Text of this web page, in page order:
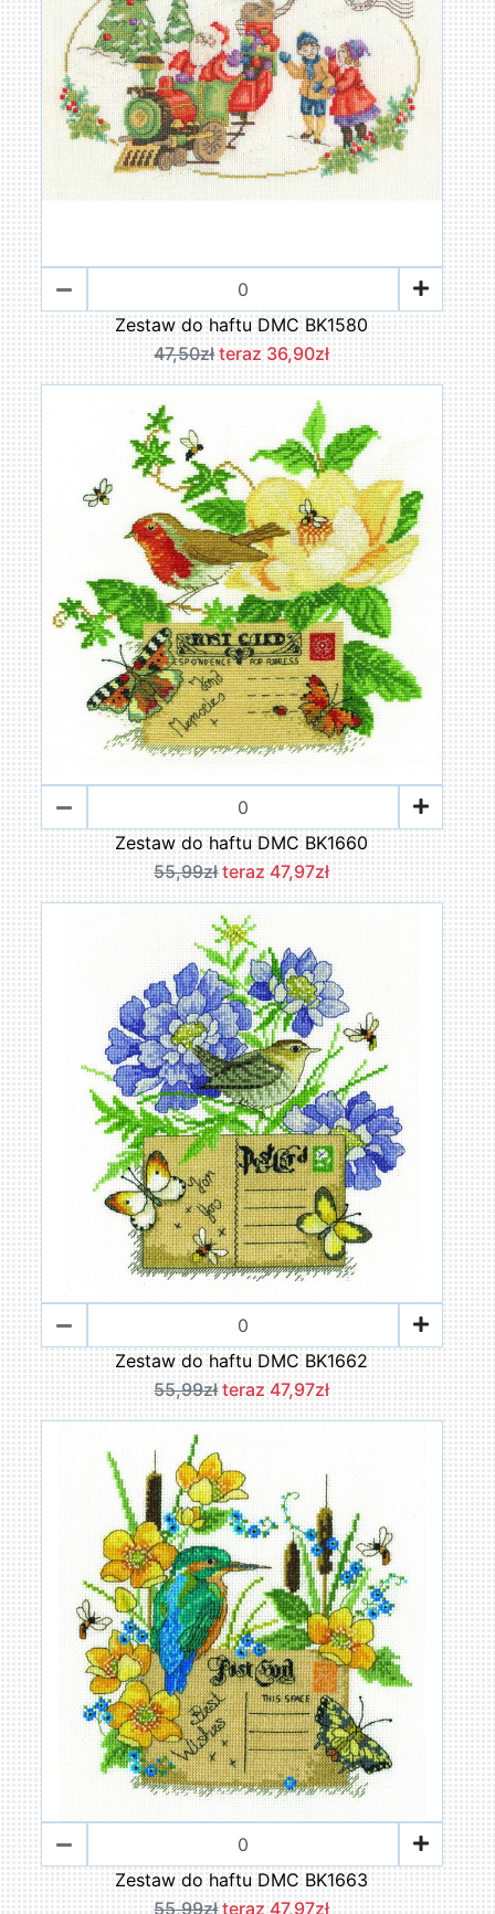
Zestaw do haftu DMC BK1580
47,50zł teraz 36,90zł
Zestaw do haftu DMC BK1660
55,99zł teraz 47,97zł
Zestaw do haftu DMC BK1662
55,99zł teraz 47,97zł
Zestaw do haftu DMC BK1663
55,99zł teraz 47,97zł